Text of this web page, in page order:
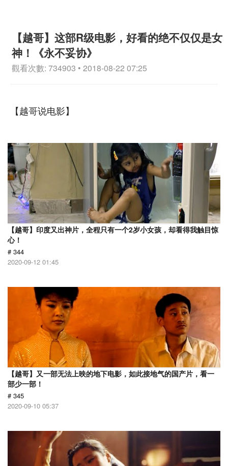
【越哥】这部R级电影，好看的绝不仅仅是女
神！《永不妥协》
觀看次數: 734903 • 2018-08-22 07:25
【越哥说电影】
【越哥】印度又出神片，全程只有一个2岁小女孩，却看得我触目惊
心！
# 344
2020-09-12 01:45
【越哥】又一部无法上映的地下电影，如此接地气的国产片，看一
部少一部！
# 345
2020-09-10 05:37